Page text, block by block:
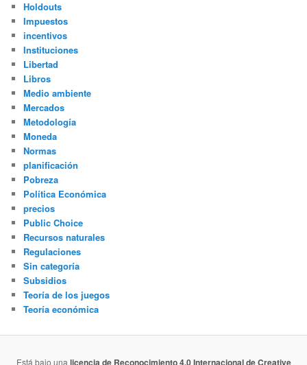
Holdouts
Impuestos
incentivos
Instituciones
Libertad
Libros
Medio ambiente
Mercados
Metodología
Moneda
Normas
planificación
Pobreza
Política Económica
precios
Public Choice
Recursos naturales
Regulaciones
Sin categoría
Subsidios
Teoría de los juegos
Teoría económica
Está bajo una licencia de Reconocimiento 4.0 Internacional de Creative